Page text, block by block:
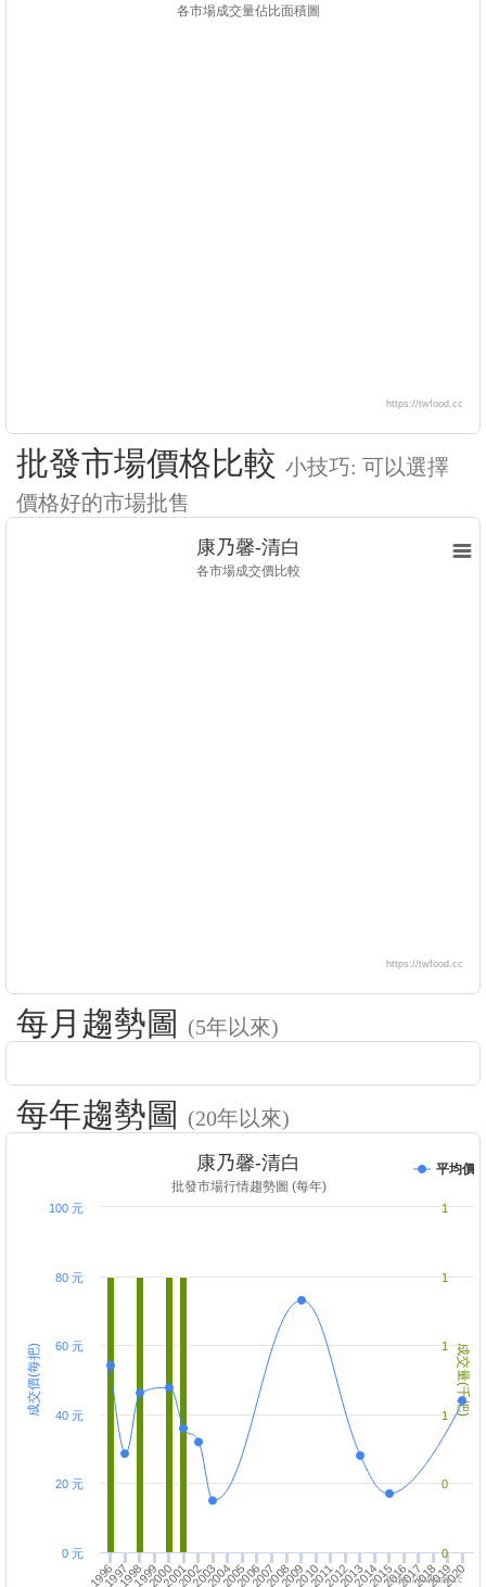
各市場成交量佔比面積圖
https://twfood.cc
批發市場價格比較 小技巧: 可以選擇
價格好的市場批售
康乃馨-清白
各市場成交價比較
https://twfood.cc
每月趨勢圖 (5年以來)
每年趨勢圖 (20年以來)
成交價(每把) 成交量(千把)
康乃馨-清白
批發市場行情趨勢圖 (每年)
平均價
1996199719981999200020012002200320042005200620072008200920102011201220132014201520162017201820192020
0 元
20 元
40 元
60 元
80 元
100 元
0
0
1
1
1
1
https://twfood.cc